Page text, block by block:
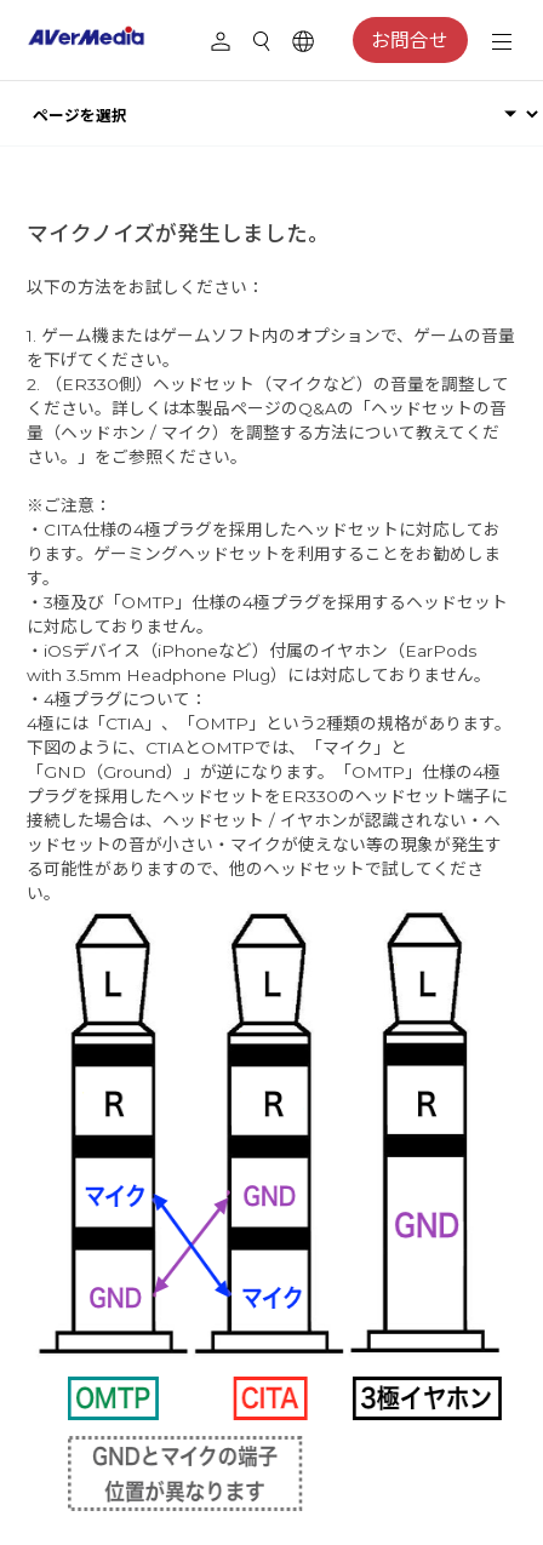
お問合せ
マイクノイズが発生しました。
以下の方法をお試しください：
1. ゲーム機またはゲームソフト内のオプションで、ゲームの音量
を下げてください。
2. （ER330側）ヘッドセット（マイクなど）の音量を調整して
ください。詳しくは本製品ページのQ&Aの「ヘッドセットの音
量（ヘッドホン / マイク）を調整する方法について教えてくだ
さい。」をご参照ください。
※ご注意：
・CITA仕様の4極プラグを採用したヘッドセットに対応してお
ります。ゲーミングヘッドセットを利用することをお勧めしま
す。
・3極及び「OMTP」仕様の4極プラグを採用するヘッドセット
に対応しておりません。
・iOSデバイス（iPhoneなど）付属のイヤホン（EarPods
with 3.5mm Headphone Plug）には対応しておりません。
・4極プラグについて：
4極には「CTIA」、「OMTP」という2種類の規格があります。
下図のように、CTIAとOMTPでは、「マイク」と
「GND（Ground）」が逆になります。「OMTP」仕様の4極
プラグを採用したヘッドセットをER330のヘッドセット端子に
接続した場合は、ヘッドセット / イヤホンが認識されない・ヘ
ッドセットの音が小さい・マイクが使えない等の現象が発生す
る可能性がありますので、他のヘッドセットで試してくださ
い。